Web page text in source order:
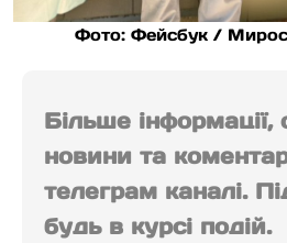
Фото: Фейсбук /
Більше інформації,
новини та
телеграм каналі.
будь в курсі подій.